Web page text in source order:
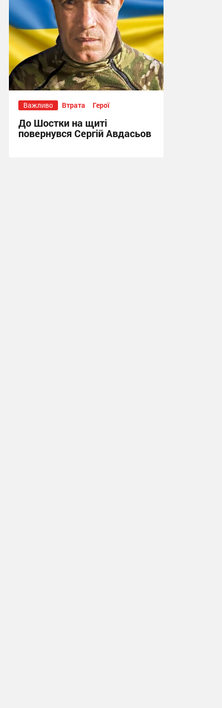
Важливо Втрата Герої
До Шостки на щиті
повернувся Сергій Авдасьов